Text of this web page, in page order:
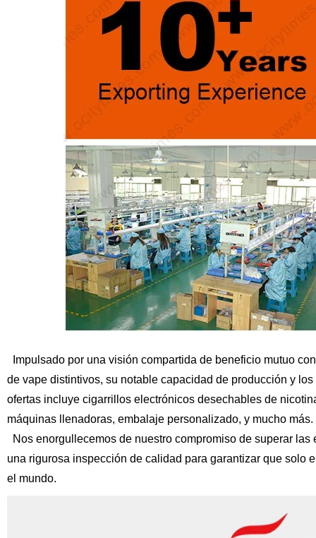
Impulsado por una visión compartida de beneficio mutuo
de vape distintivos, su notable capacidad de producción y
ofertas incluye cigarrillos electrónicos desechables de
máquinas llenadoras, embalaje personalizado, y mucho más.
Nos enorgullecemos de nuestro compromiso de superar
una rigurosa inspección de calidad para garantizar que solo
el mundo.